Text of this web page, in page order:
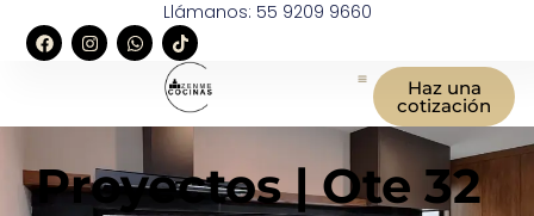
Llámanos: 55 9209 9660
Haz una
cotización
Proyectos | Ote 32